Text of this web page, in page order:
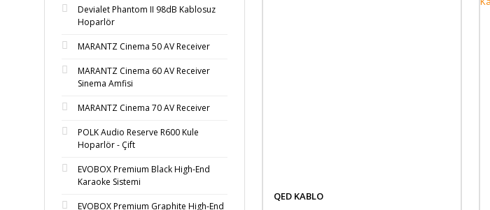
Devialet Phantom II 98dB Kablosuz
Hoparlör
MARANTZ Cinema 50 AV Receiver
MARANTZ Cinema 60 AV Receiver
Sinema Amfisi
MARANTZ Cinema 70 AV Receiver
POLK Audio Reserve R600 Kule
Hoparlör - Çift
EVOBOX Premium Black High-End
Karaoke Sistemi
EVOBOX Premium Graphite High-End
QED KABLO